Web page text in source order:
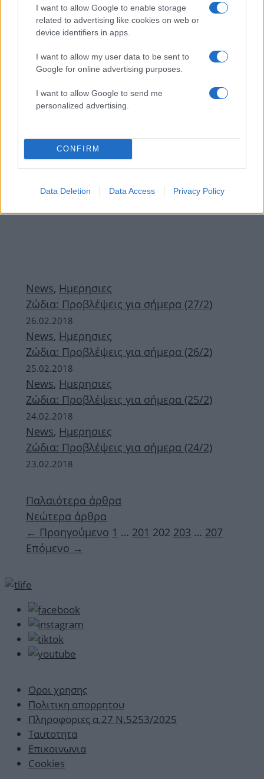
I want to allow Google to enable storage
related to advertising like cookies on web or
device identifiers in apps.
I want to allow my user data to be sent to
Google for online advertising purposes.
I want to allow Google to send me
personalized advertising.
CONFIRM
Data Deletion Data Access Privacy Policy
02.03.2018
News,Ημερησιες
Ζώδια: Προβλέψεις για σήμερα (1/3)
28.02.2018
News,Ημερησιες
Ζώδια: Προβλέψεις για σήμερα (28/2)
News, Ημερησιες
Ζώδια: Προβλέψεις για σήμερα (27/2)
26.02.2018
News, Ημερησιες
Ζώδια: Προβλέψεις για σήμερα (26/2)
25.02.2018
News, Ημερησιες
Ζώδια: Προβλέψεις για σήμερα (25/2)
24.02.2018
News, Ημερησιες
Ζώδια: Προβλέψεις για σήμερα (24/2)
23.02.2018
Παλαιότερα άρθρα
Νεώτερα άρθρα
← Προηγούμενο Σελίδα
1 … Σελίδα
201 Σελίδα
202 Σελίδα
203 … Σελίδα
207
Επόμενο →
Οροι χρησης
Πολιτικη απορρητου
Πληροφοριες α.27 Ν.5253/2025
Ταυτοτητα
Επικοινωνια
Cookies